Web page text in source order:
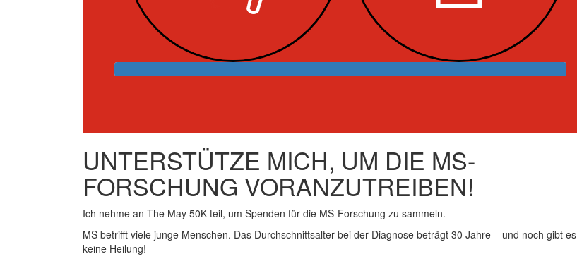
UNTERSTÜTZE MICH, UM DIE MS-
FORSCHUNG VORANZUTREIBEN!
Ich nehme an The May 50K teil, um Spenden für die MS-Forschung zu sammeln.
MS betrifft viele junge Menschen. Das Durchschnittsalter bei der Diagnose beträgt 30 Jahre – und noch gibt es
keine Heilung!